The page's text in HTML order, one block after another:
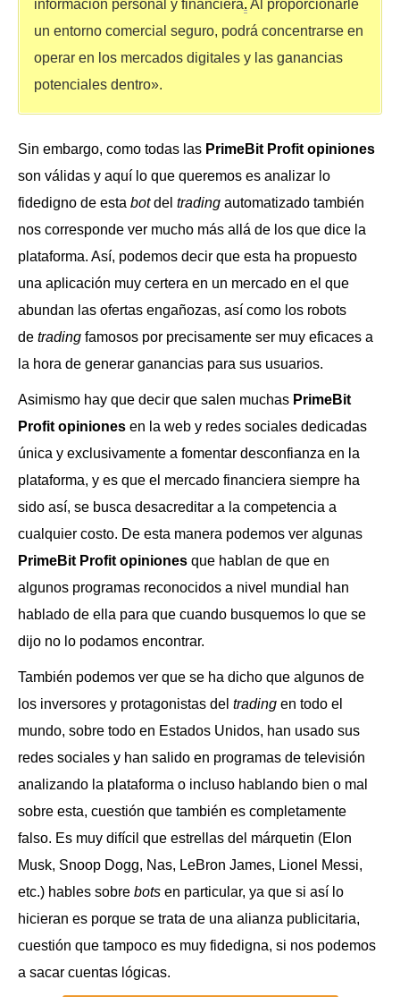
información personal y financiera. Al proporcionarle
un entorno comercial seguro, podrá concentrarse en
operar en los mercados digitales y las ganancias
potenciales dentro».
Sin embargo, como todas las PrimeBit Profit opiniones
son válidas y aquí lo que queremos es analizar lo
fidedigno de esta botdel trading automatizado también
nos corresponde ver mucho más allá de los que dice la
plataforma. Así, podemos decir que esta ha propuesto
una aplicación muy certera en un mercado en el que
abundan las ofertas engañozas, así como los robots
de trading famosos por precisamente ser muy eficaces a
la hora de generar ganancias para sus usuarios.
Asimismo hay que decir que salen muchas PrimeBit
Profit opiniones en la web y redes sociales dedicadas
única y exclusivamente a fomentar desconfianza en la
plataforma, y es que el mercado financiera siempre ha
sido así, se busca desacreditar a la competencia a
cualquier costo. De esta manera podemos ver algunas
PrimeBit Profit opiniones que hablan de que en
algunos programas reconocidos a nivel mundial han
hablado de ella para que cuando busquemos lo que se
dijo no lo podamos encontrar.
También podemos ver que se ha dicho que algunos de
los inversores y protagonistas del trading en todo el
mundo, sobre todo en Estados Unidos, han usado sus
redes sociales y han salido en programas de televisión
analizando la plataforma o incluso hablando bien o mal
sobre esta, cuestión que también es completamente
falso. Es muy difícil que estrellas del márquetin (Elon
Musk, Snoop Dogg, Nas, LeBron James, Lionel Messi,
etc.) hables sobre bots en particular, ya que si así lo
hicieran es porque se trata de una alianza publicitaria,
cuestión que tampoco es muy fidedigna, si nos podemos
a sacar cuentas lógicas.